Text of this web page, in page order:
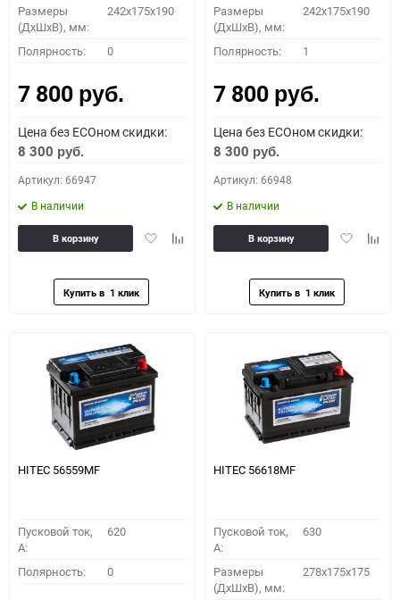
Размеры
(ДхШхВ), мм:
242x175x190
Полярность: 0
7 800 руб.
Цена без ECOном скидки:
8 300 руб.
Артикул: 66947
В наличии
ДобавитьДобавить
В корзину
Размеры
(ДхШхВ), мм:
242x175x190
Полярность: 1
7 800 руб.
Цена без ECOном скидки:
8 300 руб.
Артикул: 66948
В наличии
Добавить
В корзину
HITEC 56559MF
Пусковой ток,
A:
620
Полярность: 0
HITEC 56618MF
Пусковой ток,
A:
630
Размеры
(ДхШхВ), мм:
278x175x175